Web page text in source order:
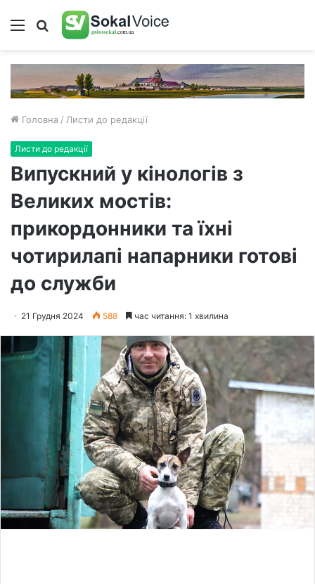
Меню Пошук
Головна / Листи до редакції
Листи до редакції
Випускний у кінологів з
Великих мостів:
прикордонники та їхні
чотирилапі напарники готові
до служби
21 Грудня 2024 588 час читання: 1 хвилина